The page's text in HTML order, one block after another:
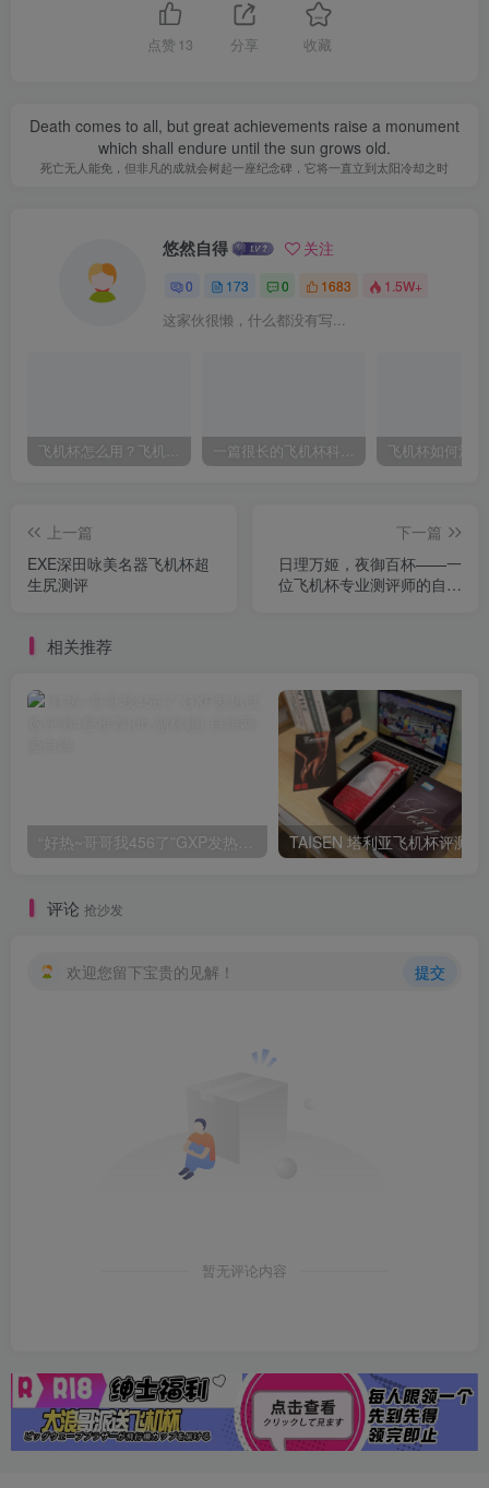
点赞 13 分享 收藏
Death comes to all, but great achievements raise a monument
which shall endure until the sun grows old.
死亡无人能免，但非凡的成就会树起一座纪念碑，它将一直立到太阳冷却之时
悠然自得 关注
0 173 0 1683 1.5W+
这家伙很懒，什么都没有写...
飞机杯怎么用？飞机杯使用视频教程 一篇很长的飞机杯科普，耐心看完，能解决你很多的问题
上一篇
EXE深田咏美名器飞机杯超
生尻测评
下一篇
日理万姬，夜御百杯——一
位飞机杯专业测评师的自我
相关推荐
评论 抢沙发
欢迎您留下宝贵的见解！ 提交
暂无评论内容